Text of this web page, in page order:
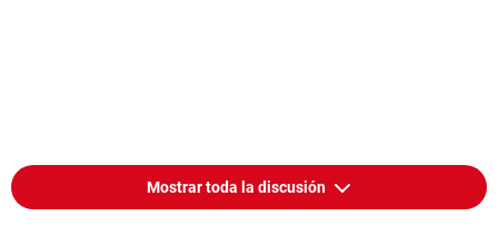
Mostrar toda la discusión